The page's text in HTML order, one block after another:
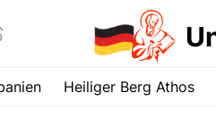
Heiliger Berg Athos